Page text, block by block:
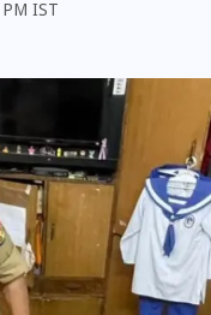
PM IST